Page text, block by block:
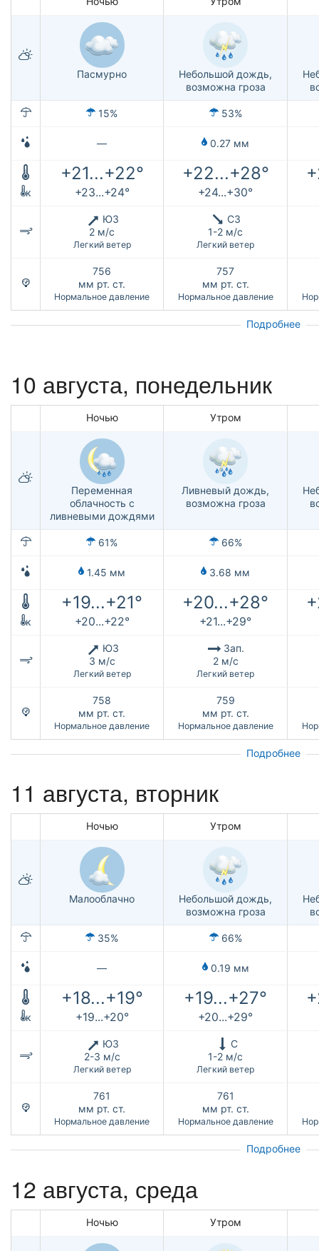
Пасмурно
Небольшой дождь,
возможна гроза
15% 53%
— 0.27 мм
+21...+22° +22...+28°
к +23...+24° +24...+30°
ЮЗ
2 м/с
Легкий ветер
СЗ
1-2 м/с
Легкий ветер
756
мм рт. ст.
Нормальное давление
757
мм рт. ст.
Нормальное давление
Подробнее
10 августа, понедельник
Ночью Утром
Переменная
облачность с
ливневыми дождями
Ливневый дождь,
возможна гроза
61% 66%
1.45 мм 3.68 мм
+19...+21° +20...+28°
к +20...+22° +21...+29°
ЮЗ
3 м/с
Легкий ветер
Зап.
2 м/с
Легкий ветер
758
мм рт. ст.
Нормальное давление
759
мм рт. ст.
Нормальное давление
Подробнее
11 августа, вторник
Ночью Утром
Малооблачно
Небольшой дождь,
возможна гроза
35% 66%
— 0.19 мм
+18...+19° +19...+27°
к +19...+20° +20...+29°
ЮЗ
2-3 м/с
Легкий ветер
С
1-2 м/с
Легкий ветер
761
мм рт. ст.
Нормальное давление
761
мм рт. ст.
Нормальное давление
Подробнее
12 августа, среда
Ночью Утром